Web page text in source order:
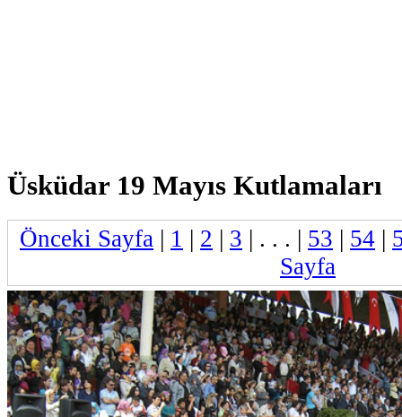
Üsküdar 19 Mayıs Kutlamaları
Önceki Sayfa | 1 | 2 | 3 | . . . | 53 | 54 |
Sayfa